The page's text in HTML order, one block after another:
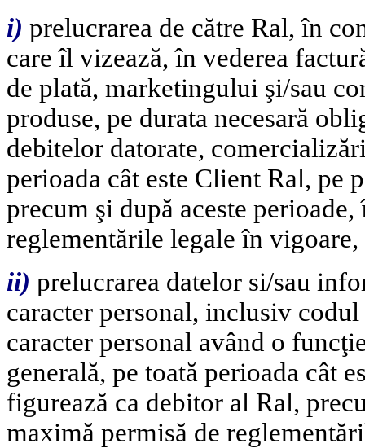
i) prelucrarea de către Ral, în
care îl vizează, în vederea
de plată, marketingului şi/sau
produse, pe durata necesară
debitelor datorate,
perioada cât este Client Ral, pe
precum şi după aceste
reglementările legale în vigoare,
ii) prelucrarea datelor si/sau
caracter personal, inclusiv
caracter personal având o
generală, pe toată perioada cât
figurează ca debitor al Ral,
maximă permisă de